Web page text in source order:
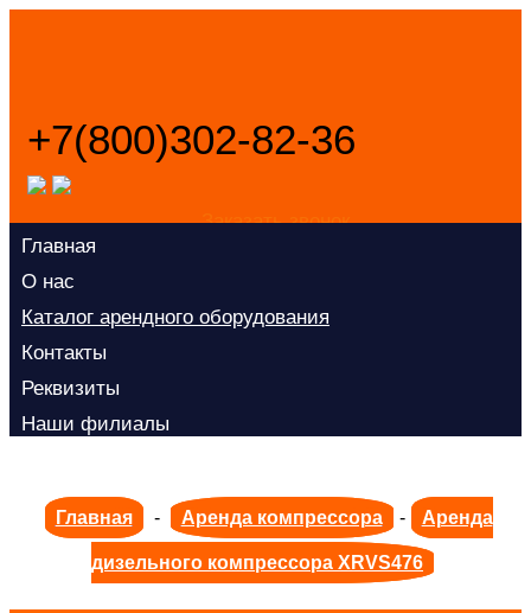
+7(800)302-82-36
Заказать звонок
Главная
О нас
Каталог арендного оборудования
Контакты
Реквизиты
Наши филиалы
Главная - Аренда компрессора - Аренда
дизельного компрессора XRVS476